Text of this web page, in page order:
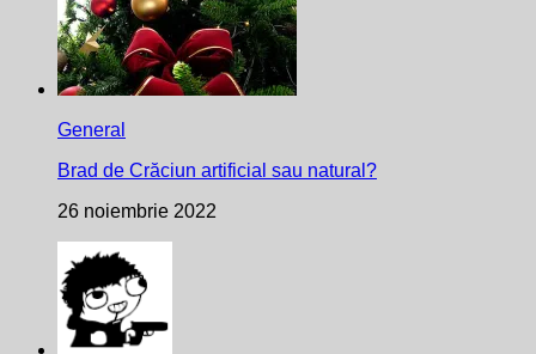
General
Brad de Crăciun artificial sau natural?
26 noiembrie 2022